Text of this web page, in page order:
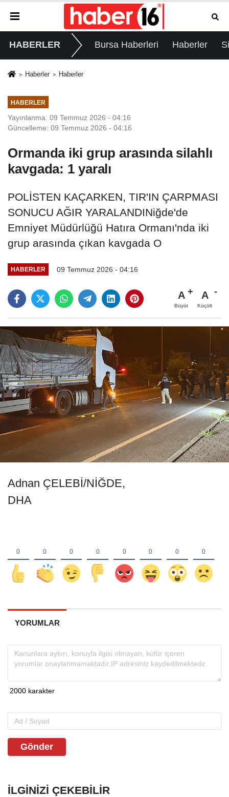
HABERLER Bursa Haberleri Haberler
Haberler Haberler
HABERLER
Yayınlanma: 09 Temmuz 2026 - 04:16
Güncelleme: 09 Temmuz 2026 - 04:16
Ormanda iki grup arasında silahlı
kavgada: 1 yaralı
POLİSTEN KAÇARKEN, TIR'IN ÇARPMASI
SONUCU AĞIR YARALANDINiğde'de
Emniyet Müdürlüğü Hatıra Ormanı'nda iki
grup arasında çıkan kavgada O
HABERLER 09 Temmuz 2026 - 04:16
A
Büyüt
A
Küçült
Adnan ÇELEBİ/NİĞDE,
DHA
YORUMLAR
Gönder
İLGINIZI ÇEKEBILIR